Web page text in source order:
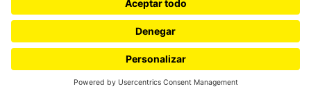
©DERECHOS RESERVADOS UNIVERSIDAD DE LOS ANDES